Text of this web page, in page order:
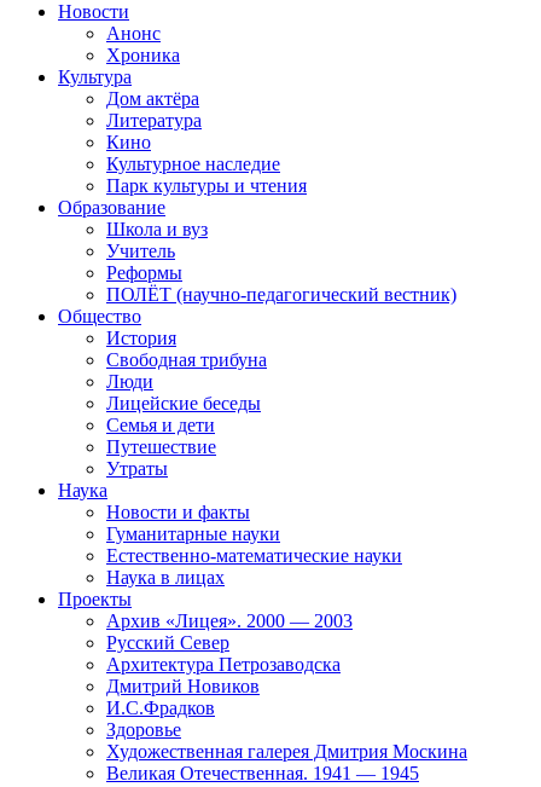
Новости
Анонс
Хроника
Культура
Дом актёра
Литература
Кино
Культурное наследие
Парк культуры и чтения
Образование
Школа и вуз
Учитель
Реформы
ПОЛЁТ (научно-педагогический вестник)
Общество
История
Свободная трибуна
Люди
Лицейские беседы
Семья и дети
Путешествие
Утраты
Наука
Новости и факты
Гуманитарные науки
Естественно-математические науки
Наука в лицах
Проекты
Архив «Лицея». 2000 — 2003
Русский Север
Архитектура Петрозаводска
Дмитрий Новиков
И.С.Фрадков
Здоровье
Художественная галерея Дмитрия Москина
Великая Отечественная. 1941 — 1945